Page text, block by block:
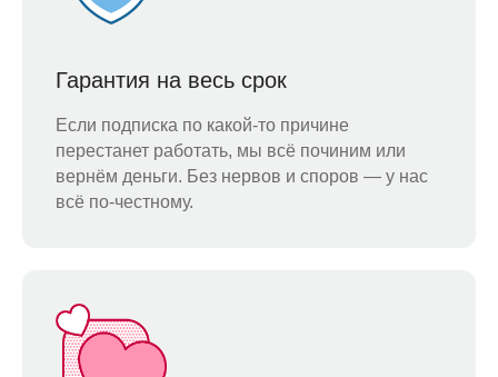
Гарантия на весь срок
Если подписка по какой-то причине
перестанет работать, мы всё починим или
вернём деньги. Без нервов и споров — у нас
всё по-честному.